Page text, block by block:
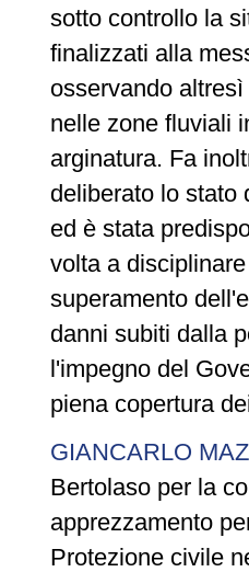
sotto controllo la
finalizzati alla
osservando
nelle zone fluviali
arginatura. Fa
deliberato lo stato
ed è stata
volta a
superamento
danni subiti dalla
l'impegno del
piena copertura
GIANCARLO
Bertolaso per la
apprezzamento
Protezione civile